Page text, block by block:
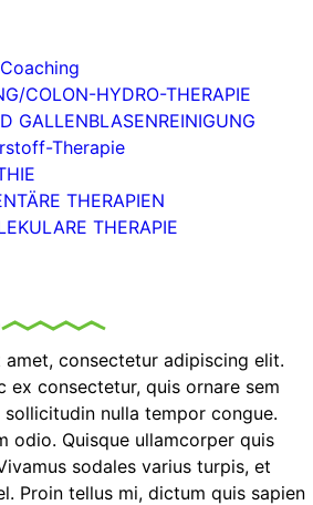
COLON-HYDRO-THERAPIE
GALLENBLASENREINIGUNG
Therapie
THERAPIEN
THERAPIE
consectetur adipiscing elit.
consectetur, quis ornare sem
nulla tempor congue.
odio. Quisque ullamcorper quis
sodales varius turpis, et
Proin tellus mi, dictum quis sapien